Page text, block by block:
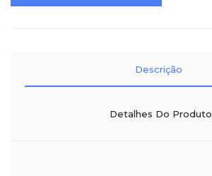
Descrição
Detalhes Do Produto